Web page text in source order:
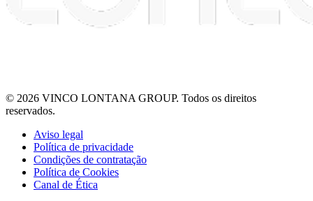
© 2026 VINCO LONTANA GROUP. Todos os direitos
reservados.
Aviso legal
Política de privacidade
Condições de contratação
Política de Cookies
Canal de Ética